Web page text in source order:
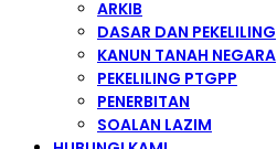
ARKIB
DASAR DAN PEKELILING
KANUN TANAH NEGARA
PEKELILING PTGPP
PENERBITAN
SOALAN LAZIM